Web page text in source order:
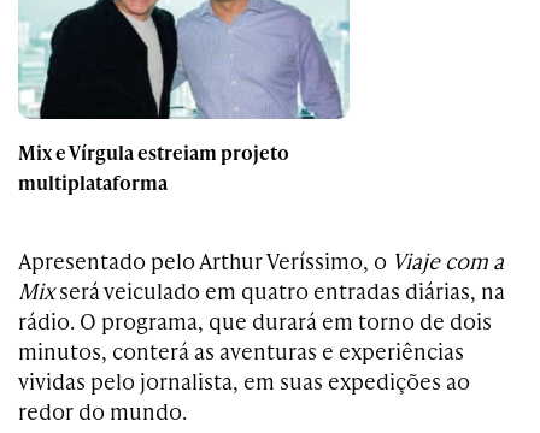
Mix e Vírgula estreiam projeto
multiplataforma
Apresentado pelo Arthur Veríssimo, o Viaje com a
Mixserá veiculado em quatro entradas diárias, na
rádio. O programa, que durará em torno de dois
minutos, conterá as aventuras e experiências
vividas pelo jornalista, em suas expedições ao
redor do mundo.